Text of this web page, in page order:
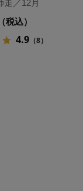
走／12月
（税込）
4.9 （8）